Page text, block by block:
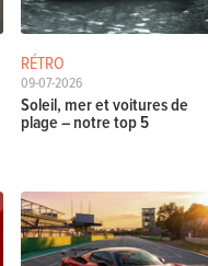
RÉTRO
09-07-2026
Soleil, mer et voitures de
plage – notre top 5